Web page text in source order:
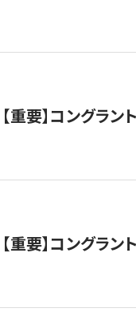
【重要】コングラ
【重要】コングラ